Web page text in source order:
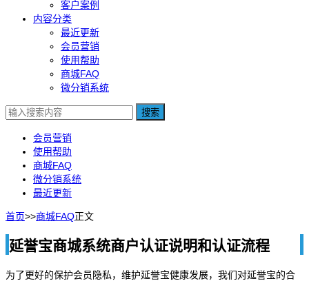
客户案例
内容分类
最近更新
会员营销
使用帮助
商城FAQ
微分销系统
搜索
会员营销
使用帮助
商城FAQ
微分销系统
最近更新
首页>>商城FAQ正文
延誉宝商城系统商户认证说明和认证流程
为了更好的保护会员隐私，维护延誉宝健康发展，我们对延誉宝的合